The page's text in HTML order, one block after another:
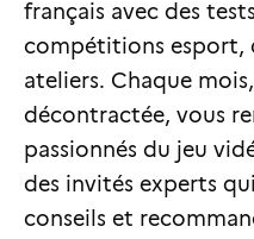
français avec des
compétitions esport,
ateliers. Chaque
décontractée, vous
passionnés du jeu
des invités experts
conseils et